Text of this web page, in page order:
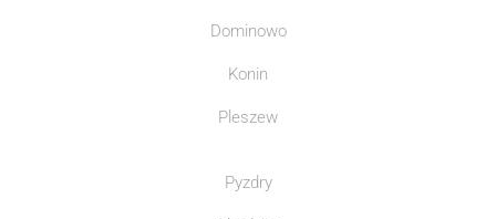
Dominowo
Konin
Pleszew
Pyzdry